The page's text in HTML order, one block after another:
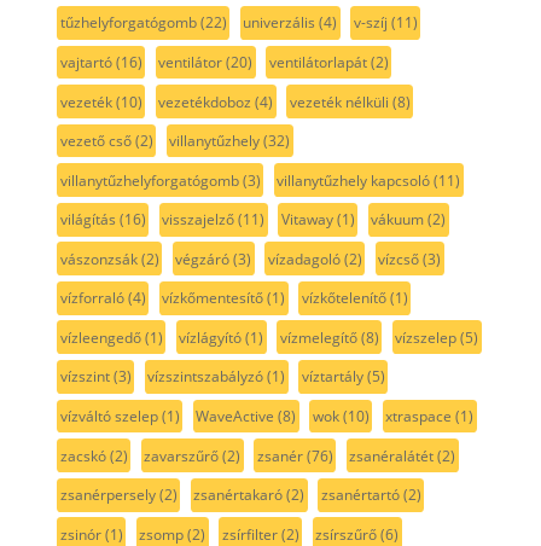
tűzhelyforgatógomb(22) univerzális (4) v-szíj (11)
vajtartó(16) ventilátor(20) ventilátorlapát(2)
vezeték(10) vezetékdoboz (4) vezeték nélküli (8)
vezető cső(2) villanytűzhely(32)
villanytűzhelyforgatógomb(3) villanytűzhely kapcsoló(11)
világítás (16) visszajelző(11) Vitaway(1) vákuum(2)
vászonzsák(2) végzáró(3) vízadagoló(2) vízcső(3)
vízforraló(4) vízkőmentesítő(1) vízkőtelenítő(1)
vízleengedő(1) vízlágyító(1) vízmelegítő(8) vízszelep(5)
vízszint(3) vízszintszabályzó(1) víztartály(5)
vízváltó szelep(1) WaveActive (8) wok(10) xtraspace (1)
zacskó(2) zavarszűrő(2) zsanér(76) zsanéralátét(2)
zsanérpersely(2) zsanértakaró(2) zsanértartó(2)
zsinór(1) zsomp(2) zsírfilter(2) zsírszűrő(6)